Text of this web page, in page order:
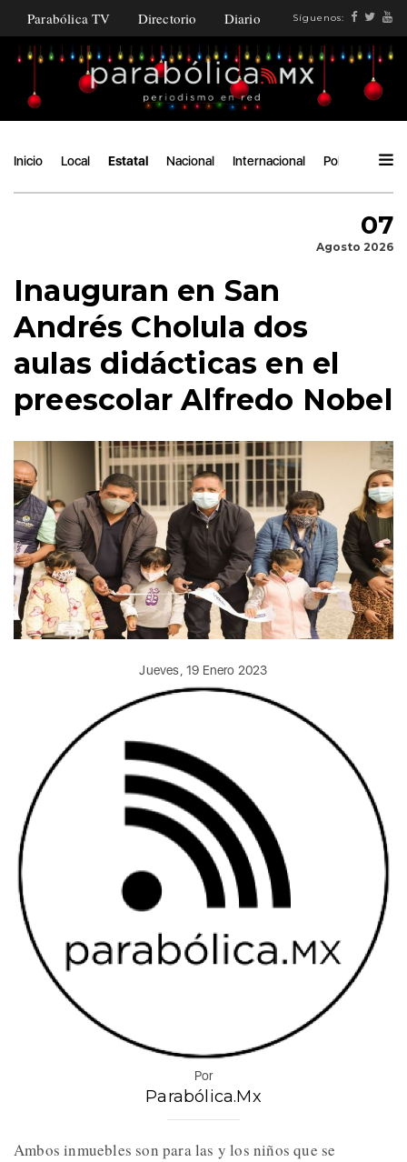
Parabólica TV Directorio Diario Síguenos:
Inicio Local Estatal Nacional Internacional Política
07
Agosto 2026
Inauguran en San
Andrés Cholula dos
aulas didácticas en el
preescolar Alfredo Nobel
Jueves, 19 Enero 2023
Por
Parabólica.Mx
Ambos inmuebles son para las y los niños que se